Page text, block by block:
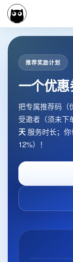
推荐奖励计划
一个优
把专属推荐码（
受邀者（须未下
天 服务时长；
12%）！